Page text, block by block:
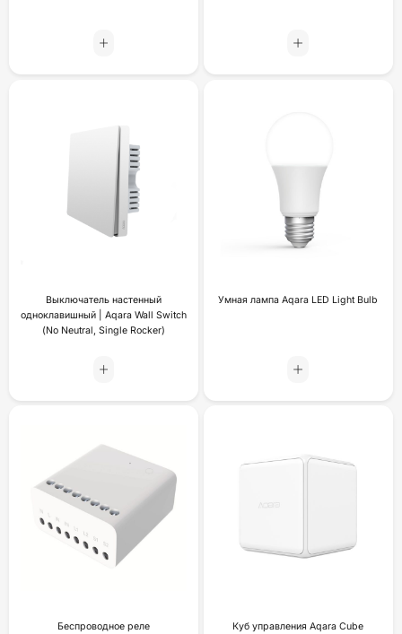
Выключатель настенный
одноклавишный | Aqara Wall Switch
(No Neutral, Single Rocker)
Умная лампа Aqara LED Light Bulb
Беспроводное реле
Куб управления Aqara Cube